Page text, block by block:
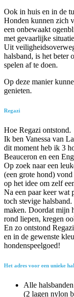
Ook in huis en in de
Honden kunnen zich
een onbewaakt
met gevaarlijke
Uit
halsband, is het beter
spelen af te doen.
Op deze manier
genieten.
Regazi
Hoe Regazi ontstond.
Ik ben Vanessa van
dit moment heb ik 3
Beauceron en een
Op zoek naar een
(een grote hond)
op het idee om zelf
Na een paar keer wat
toch stevige
maken. Doordat mijn
rond liepen, kregen
En zo ontstond
en in de gewenste
hondenspeelgoed!
Het adres voor een unieke
Alle
(2 lagen nylon